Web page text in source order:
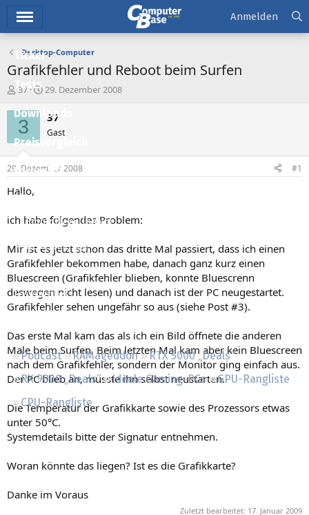
Ticker
Tests
Downloads
Preisvergleich
Forum
Aktuelles
Empfohlene Inhalte
Neue Beiträge
Neueste Aktivitäten
Leserartikel
Podcast RAMageddon
RTX 5000 „Deals“
RX 9000 „Deals“
Ideale Gaming-PCs
GPU-Rangliste
CPU-Rangliste
Anmelden
Desktop-Computer
Grafikfehler und Reboot beim Surfen
E
s
t
e
e
r
37
E
e
t
29. Dezember 2008
3 37
Gast
29. Dezember 2008 #1
Hallo,
ich habe folgendes Problem:
Mir ist es jetzt schon das dritte Mal passiert, dass ich einen
Grafikfehler bekommen habe, danach ganz kurz einen
Bluescreen (Grafikfehler blieben, konnte Bluescrenn
deswegen nicht lesen) und danach ist der PC neugestartet.
Grafikfehler sehen ungefähr so aus (siehe Post #3).
Das erste Mal kam das als ich ein Bild öffnete die anderen
Male beim Surfen. Beim letzten Mal kam aber kein Bluescreen
nach dem Grafikfehler, sondern der Monitor ging einfach aus.
Der PC blieb an, musste ihn selbst neustarten.
Die Temperatur der Grafikkarte sowie des Prozessors etwas
unter 50°C.
Systemdetails bitte der Signatur entnehmen.
Woran könnte das liegen? Ist es die Grafikkarte?
Danke im Voraus
Zuletzt bearbeitet: 17. Januar 2009